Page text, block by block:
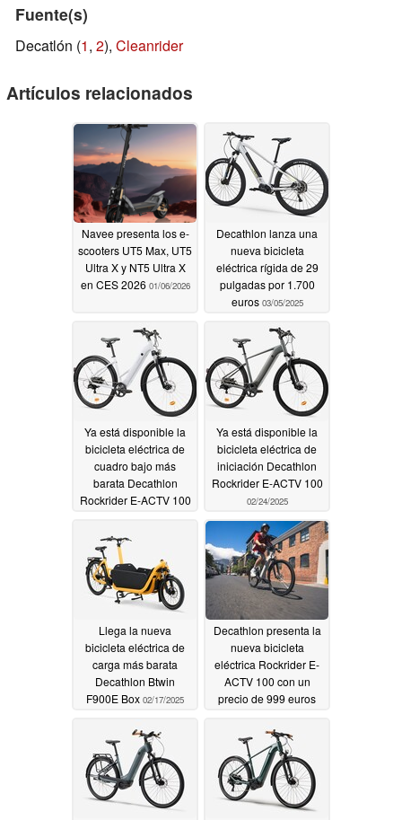
Fuente(s)
Decatlón (1, 2), Cleanrider
Artículos relacionados
Navee presenta los e-
scooters UT5 Max, UT5
Ultra X y NT5 Ultra X
en CES 2026 01/06/2026
Decathlon lanza una
nueva bicicleta
eléctrica rígida de 29
pulgadas por 1.700
euros 03/05/2025
Ya está disponible la
bicicleta eléctrica de
cuadro bajo más
barata Decathlon
Rockrider E-ACTV 100
Ya está disponible la
bicicleta eléctrica de
iniciación Decathlon
Rockrider E-ACTV 100
02/24/2025
Llega la nueva
bicicleta eléctrica de
carga más barata
Decathlon Btwin
F900E Box 02/17/2025
Decathlon presenta la
nueva bicicleta
eléctrica Rockrider E-
ACTV 100 con un
precio de 999 euros